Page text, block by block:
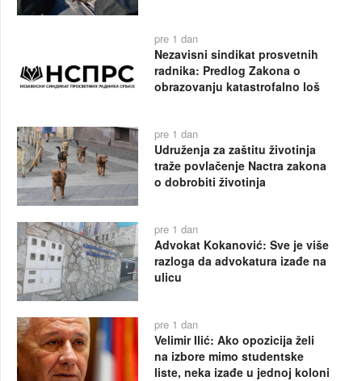
pre 1 dan
Nezavisni sindikat prosvetnih
radnika: Predlog Zakona o
obrazovanju katastrofalno loš
pre 1 dan
Udruženja za zaštitu životinja
traže povlačenje Nactra zakona
o dobrobiti životinja
pre 1 dan
Advokat Kokanović: Sve je više
razloga da advokatura izađe na
ulicu
pre 1 dan
Velimir Ilić: Ako opozicija želi
na izbore mimo studentske
liste, neka izađe u jednoj koloni